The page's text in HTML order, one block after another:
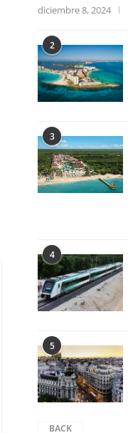
diciembre 8, 2024
2
3
4
5
BACK